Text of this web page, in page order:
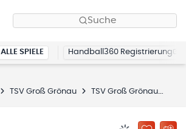
Suche
ALLE SPIELE Handball360 Registrierung
TSV Groß Grönau TSV Groß Grönau